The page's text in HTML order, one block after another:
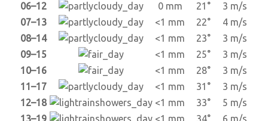
06–12
0 mm 21°
3 m/s
07–13
<1 mm 22°
4 m/s
08–14
<1 mm 23°
3 m/s
09–15
<1 mm 25°
3 m/s
10–16
<1 mm 28°
3 m/s
11–17
<1 mm 31°
3 m/s
12–18
<1 mm 33°
5 m/s
13–19
<1 mm 34°
6 m/s